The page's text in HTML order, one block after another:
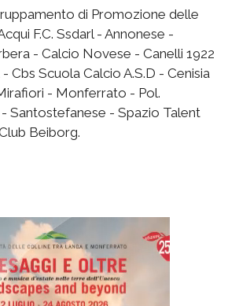
di Promozione delle
F.C. Ssdarl - Annonese -
- Calcio Novese - Canelli 1922
Cbs Scuola Calcio A.S.D - Cenisia
- Monferrato - Pol.
Santostefanese - Spazio Talent
Beiborg.